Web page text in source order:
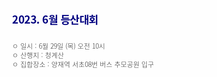
2023. 6월 등산대회
ㅇ 일시 : 6월 29일 (목) 오전 10시
ㅇ 산행지 : 청계산
ㅇ 집합장소 : 양재역 서초08번 버스 추모공원 입구